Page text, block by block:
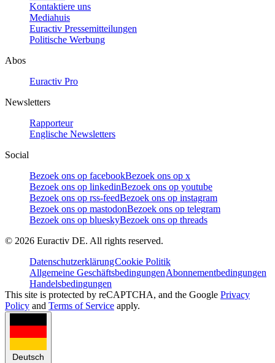
Kontaktiere uns
Mediahuis
Euractiv Pressemitteilungen
Politische Werbung
Abos
Euractiv Pro
Newsletters
Rapporteur
Englische Newsletters
Social
Bezoek ons op facebookBezoek ons op x
Bezoek ons op linkedinBezoek ons op youtube
Bezoek ons op rss-feedBezoek ons op instagram
Bezoek ons op mastodonBezoek ons op telegram
Bezoek ons op blueskyBezoek ons op threads
© 2026 Euractiv DE. All rights reserved.
DatenschutzerklärungCookie Politik
Allgemeine GeschäftsbedingungenAbonnementbedingungen
Handelsbedingungen
This site is protected by reCAPTCHA, and the Google Privacy
Policy and Terms of Service apply.
Deutsch